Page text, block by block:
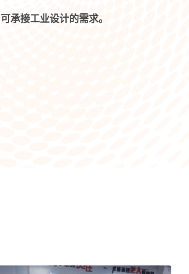
可承接工业设计的需求。